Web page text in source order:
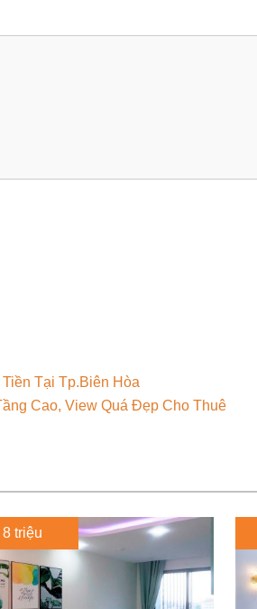
Tại Tp.Biên Hòa
Cao, View Quá Đẹp Cho Thuê
8 triệu